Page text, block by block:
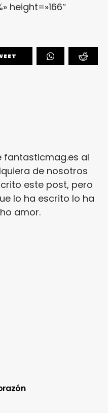
height=»166″
fantasticmag.es al
de nosotros
este post, pero
lo ha escrito lo ha
amor.